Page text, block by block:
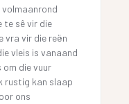
volmaanrond
te sê vir die
vra vir die reën
vleis is vanaand
die vuur
rustig kan slaap
ons